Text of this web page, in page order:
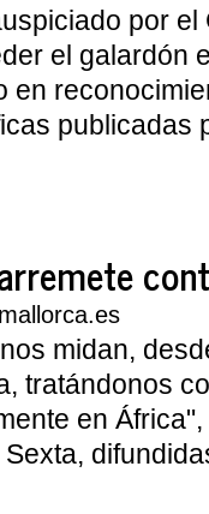
por el
el galardón
en
publicadas
midan,
tratándonos
en